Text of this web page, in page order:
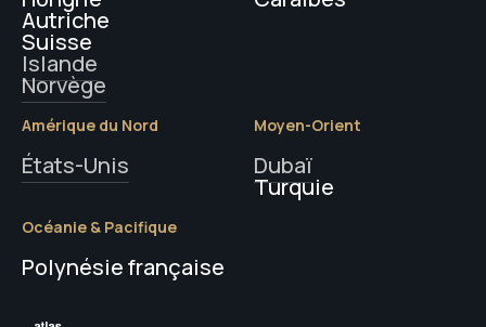
Autriche
Suisse
Islande
Norvège
Amérique du Nord
États-Unis
Moyen-Orient
Dubaï
Turquie
Océanie & Pacifique
Polynésie française